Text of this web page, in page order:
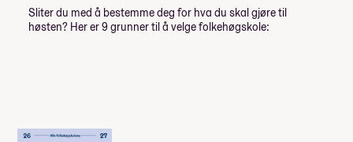
Sliter du med å bestemme deg for hva du skal gjøre til
høsten? Her er 9 grunner til å velge folkehøgskole: